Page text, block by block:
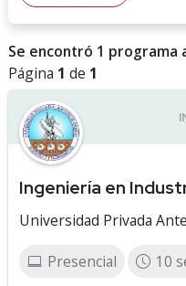
Se encontró 1 programa
Página 1 de 1
Ingeniería en
Universidad Privada
Presencial 10